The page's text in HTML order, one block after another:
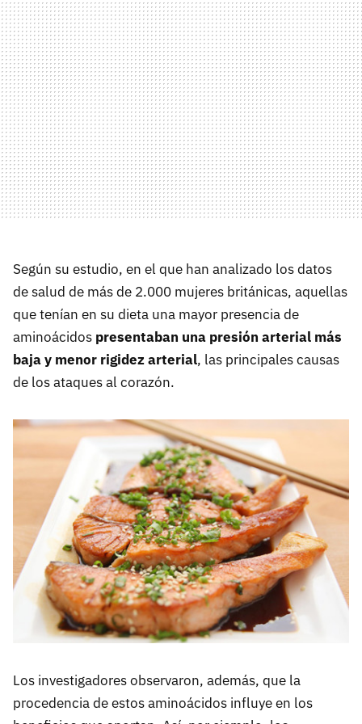
Según su estudio, en el que han analizado los datos
de salud de más de 2.000 mujeres británicas, aquellas
que tenían en su dieta una mayor presencia de
aminoácidos presentaban una presión arterial más
baja y menor rigidez arterial, las principales causas
de los ataques al corazón.
Los investigadores observaron, además, que la
procedencia de estos aminoácidos influye en los